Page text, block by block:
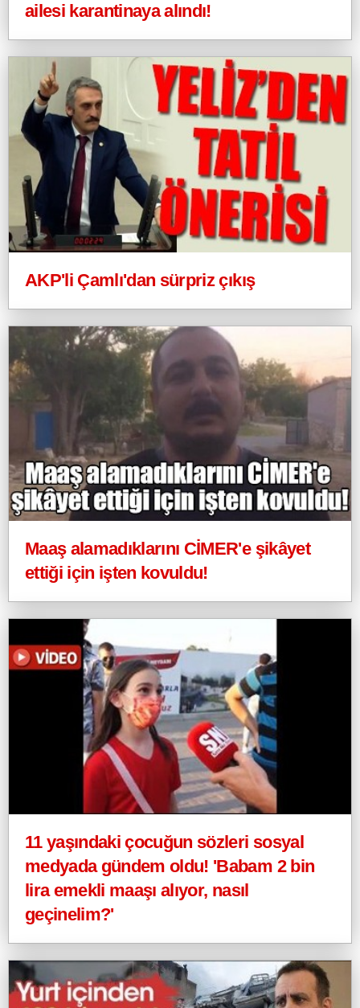
ailesi karantinaya alındı!
AKP'li Çamlı'dan sürpriz çıkış
Maaş alamadıklarını CİMER'e şikâyet
ettiği için işten kovuldu!
11 yaşındaki çocuğun sözleri sosyal
medyada gündem oldu! 'Babam 2 bin
lira emekli maaşı alıyor, nasıl
geçinelim?'